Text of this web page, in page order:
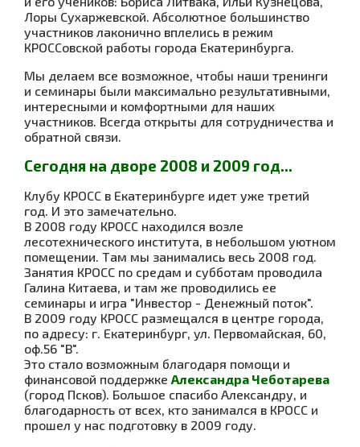
Лоры Сухаржевской. Абсолютное большинство
участников лаконично вплелись в режим
КРОССовской работы города Екатеринбурга.
Мы делаем все возможное, чтобы наши тренинги
и семинары были максимально результативными,
интересными и комфортными для наших
участников. Всегда открыты для сотрудничества и
обратной связи.
Сегодня на дворе 2008 и 2009 год...
Клубу КРОСС в Екатеринбурге идет уже третий
год. И это замечательно.
В 2008 году КРОСС находился возле
лесотехнического института, в небольшом уютном
помещении. Там мы занимались весь 2008 год.
Занятия КРОСС по средам и субботам проводила
Галина Китаева, и там же проводились ее
семинары и игра "Инвестор - Денежный поток".
В 2009 году КРОСС размещался в центре города,
по адресу: г. Екатеринбург, ул. Первомайская, 60,
оф.56 "В".
Это стало возможным благодаря помощи и
финансовой поддержке Александра Чеботарева
(город Псков). Большое спасибо Александру, и
благодарность от всех, кто занимался в КРОСС и
прошел у нас подготовку в 2009 году.